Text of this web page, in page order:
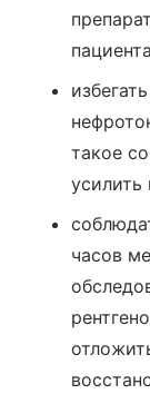
такое
усилить
часов